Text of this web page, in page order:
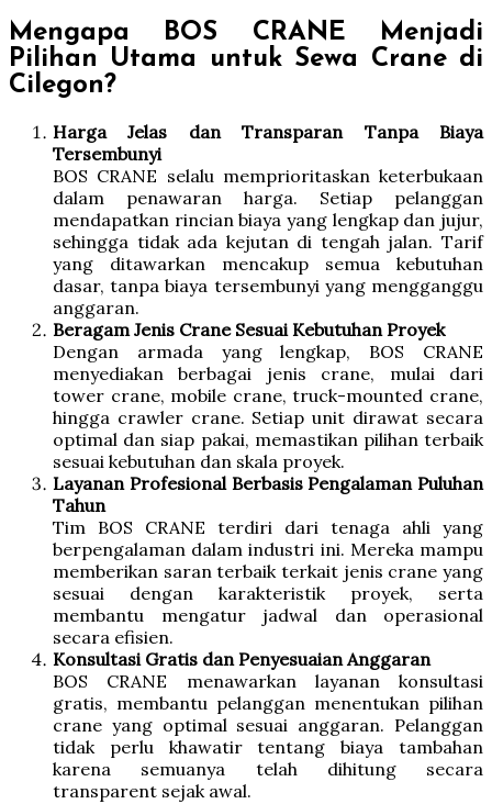
Mengapa BOS CRANE Menjadi
Pilihan Utama untuk Sewa Crane di
Cilegon?
Harga Jelas dan Transparan Tanpa Biaya
Tersembunyi
BOS CRANE selalu memprioritaskan keterbukaan
dalam penawaran harga. Setiap pelanggan
mendapatkan rincian biaya yang lengkap dan jujur,
sehingga tidak ada kejutan di tengah jalan. Tarif
yang ditawarkan mencakup semua kebutuhan
dasar, tanpa biaya tersembunyi yang mengganggu
anggaran.
Beragam Jenis Crane Sesuai Kebutuhan Proyek
Dengan armada yang lengkap, BOS CRANE
menyediakan berbagai jenis crane, mulai dari
tower crane, mobile crane, truck-mounted crane,
hingga crawler crane. Setiap unit dirawat secara
optimal dan siap pakai, memastikan pilihan terbaik
sesuai kebutuhan dan skala proyek.
Layanan Profesional Berbasis Pengalaman Puluhan
Tahun
Tim BOS CRANE terdiri dari tenaga ahli yang
berpengalaman dalam industri ini. Mereka mampu
memberikan saran terbaik terkait jenis crane yang
sesuai dengan karakteristik proyek, serta
membantu mengatur jadwal dan operasional
secara efisien.
Konsultasi Gratis dan Penyesuaian Anggaran
BOS CRANE menawarkan layanan konsultasi
gratis, membantu pelanggan menentukan pilihan
crane yang optimal sesuai anggaran. Pelanggan
tidak perlu khawatir tentang biaya tambahan
karena semuanya telah dihitung secara
transparent sejak awal.